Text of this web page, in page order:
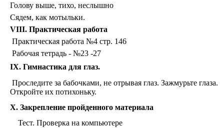
Голову выше, тихо, неслышно
Сядем, как мотыльки.
VIII. Практическая работа
Практическая работа №4 стр. 146
Рабочая тетрадь - №23 -27
IX. Гимнастика для глаз.
Проследите за бабочками, не отрывая глаз. Зажмурьте глаза.
Откройте их потихоньку.
X. Закрепление пройденного материала
Тест. Проверка на компьютере